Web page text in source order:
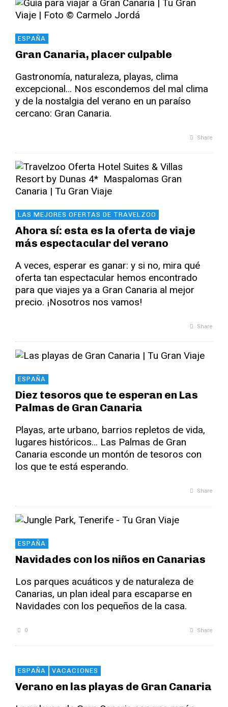
ESPAÑA
Gran Canaria, placer culpable
Gastronomía, naturaleza, playas, clima
excepcional… Nos escondemos del mal clima
y de la nostalgia del verano en un paraíso
cercano: Gran Canaria.
Share
LAS MEJORES OFERTAS DE TRAVELZOO
Ahora sí: esta es la oferta de viaje
más espectacular del verano
A veces, esperar es ganar: y si no, mira qué
oferta tan espectacular hemos encontrado
para que viajes ya a Gran Canaria al mejor
precio. ¡Nosotros nos vamos!
Share
ESPAÑA
Diez tesoros que te esperan en Las
Palmas de Gran Canaria
Playas, arte urbano, barrios repletos de vida,
lugares históricos… Las Palmas de Gran
Canaria esconde un montón de tesoros con
los que te está esperando.
Share
ESPAÑA
Navidades con los niños en Canarias
Los parques acuáticos y de naturaleza de
Canarias, un plan ideal para escaparse en
Navidades con los pequeños de la casa.
0 Share
ESPAÑA VACACIONES
Verano en las playas de Gran Canaria